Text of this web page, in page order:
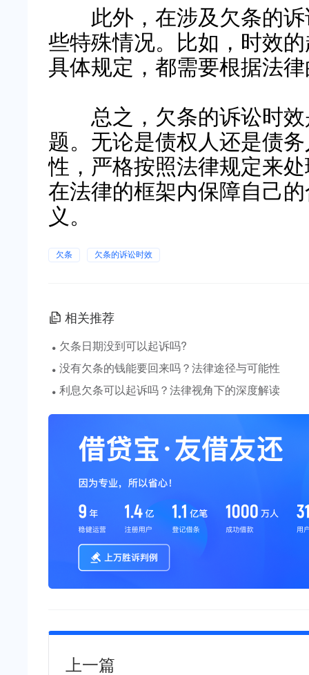
此外，在涉及欠条的诉
些特殊情况。比如，时效
具体规定，都需要根据法
总之，欠条的诉讼时效
题。无论是债权人还是债
性，严格按照法律规定来
在法律的框架内保障自己
义。
欠条 欠条的诉讼时效
相关推荐
· 欠条日期没到可以起诉吗?
· 没有欠条的钱能要回来吗？法律途径与可能性
· 利息欠条可以起诉吗？法律视角下的深度解读
上一篇